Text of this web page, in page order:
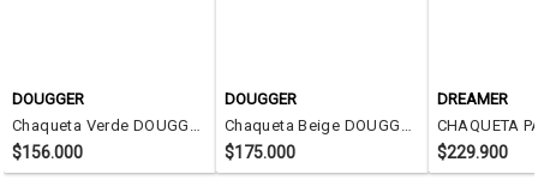
DOUGGER
Chaqueta Verde DOUGGER ATOKO
$156.000
DOUGGER
Chaqueta Beige DOUGGER IKKI
$175.000
DREAMER
$229.900